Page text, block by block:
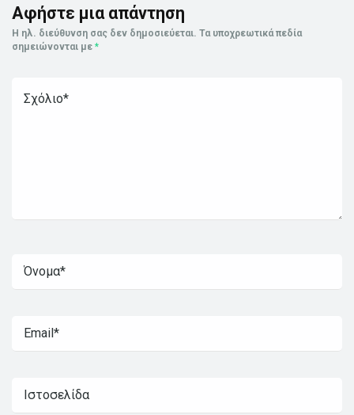
Αφήστε μια απάντηση
Η ηλ. διεύθυνση σας δεν δημοσιεύεται. Τα υποχρεωτικά πεδία
σημειώνονται με *